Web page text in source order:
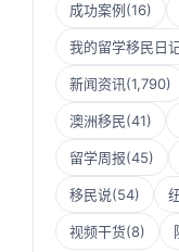
成功案例(16)
我的留学移民日
新闻资讯(1,790)
澳洲移民(41)
留学周报(45)
移民说(54)
视频干货(8)